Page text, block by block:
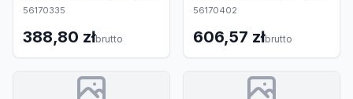
zewnętrzna
56170335
388,80 złbrutto
zewnętrzna
56170402
606,57 złbrutto